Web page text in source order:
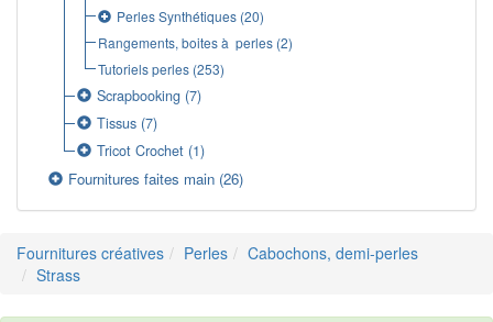
Perles Synthétiques(20)
Rangements, boites à perles(2)
Tutoriels perles(253)
Scrapbooking (7)
Tissus (7)
Tricot Crochet (1)
Fournitures faites main (26)
Fournitures créatives Perles
Cabochons, demi-perles
Strass